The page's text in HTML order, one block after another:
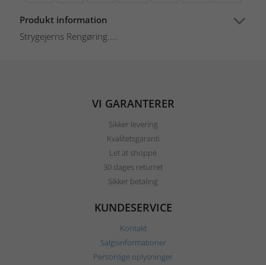
Produkt information
Strygejerns Rengøring....
VI GARANTERER
Sikker levering
Kvalitetsgaranti
Let at shoppe
30 dages returret
Sikker betaling
KUNDESERVICE
Kontakt
Salgsinformationer
Personlige oplysninger